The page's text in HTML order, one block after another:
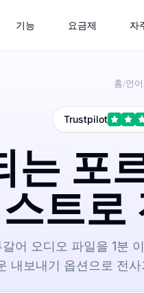
기능 요금제 자
홈/언어
Trustpilot
는 포
스트로
어 오디오 파일을 1분
내보내기 옵션으로 전